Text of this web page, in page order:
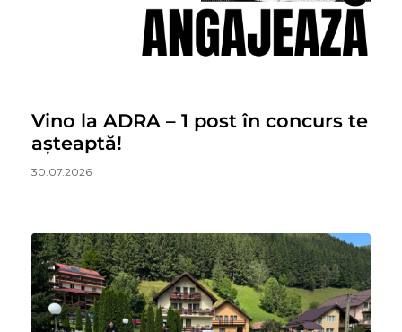
Vino la ADRA – 1 post în concurs te
așteaptă!
30.07.2026